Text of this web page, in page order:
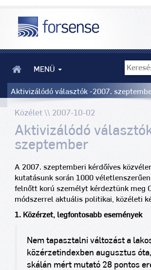
MENÜ
Aktivizálódó választók -2007.
Közélet \\ 2007-10-02
Aktivizálódó
szeptember
A 2007. szeptemberi kérdőíves
kutatásunk során 1000
felnőtt korú személyt kérdeztünk meg
módszerrel aktuális politikai, közéleti
1. Közérzet, legfontosabb események
Nem tapasztalni változást a
közérzetindexben augusztus
skálán mért mutató 28 pontos